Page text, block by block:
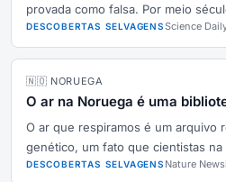
provada como falsa. Por meio
DESCOBERTAS SELVAGENSScience
🇳🇴 NORUEGA
O ar na Noruega é uma
O ar que respiramos é um arquivo
genético, um fato que cientistas
DESCOBERTAS SELVAGENS Nature News